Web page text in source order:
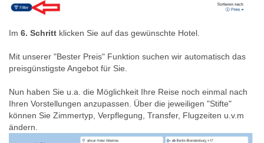
Im 6. Schritt klicken Sie auf das gewünschte Hotel.
Mit unserer "Bester Preis" Funktion suchen wir automatisch das
preisgünstigste Angebot für Sie.
Nun haben Sie u.a. die Möglichkeit Ihre Reise noch einmal nach
Ihren Vorstellungen anzupassen. Über die jeweiligen "Stifte"
können Sie Zimmertyp, Verpflegung, Transfer, Flugzeiten u.v.m
ändern.